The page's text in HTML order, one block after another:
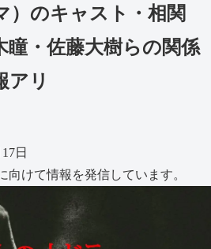
）のキャスト・相関
瞳・佐藤大樹らの関係
アリ
日
向けて情報を発信しています。